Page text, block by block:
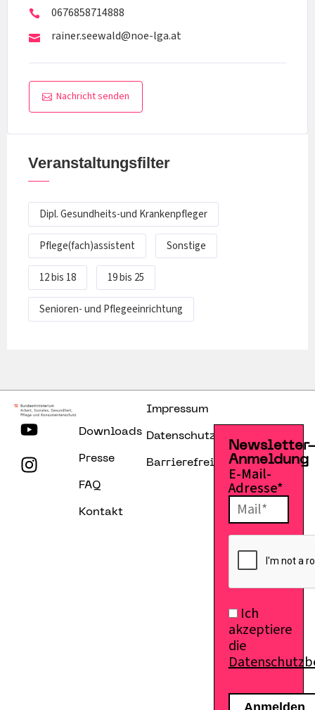
0676858714888
rainer.seewald@noe-lga.at
Nachricht senden
E-Mail senden
Veranstaltungsfilter
Dipl. Gesundheits-und Krankenpfleger
Pflege(fach)assistent Sonstige
12 bis 18 19 bis 25
Senioren- und Pflegeeinrichtung
Downloads
Presse
FAQ
Kontakt
Impressum
Datenschutzerklärung
Barrierefreiheitserklärung
Anmeldung
E-Mail-
Adresse*
Ich
akzeptiere
die